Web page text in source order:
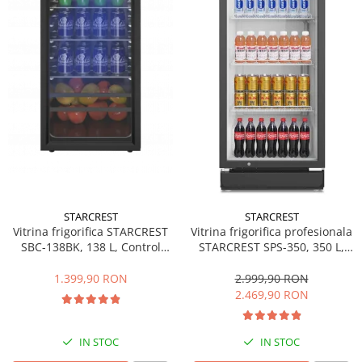
Cuptoare cu microunde
Cuptoare cu microunde
Hote de bucatarie
Incorporabile
Aparate frigorifice incorporabile
Plite incorporabile
Masini spalat vase
Plite standard
Vitrine frigorifice
STARCREST
Vitrina frigorifica STARCREST
SBC-138BK, 138 L, Control
cm, Negru
1.399,90 RON
IN STOC
STARCREST
Vitrina frigorifica profesionala
STARCREST SPS-350, 350 L,
LED, H 194.5 cm, Negru
2.999,90 RON
2.469,90 RON
IN STOC